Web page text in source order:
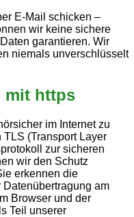
E-Mail schicken –
wir keine sichere
garantieren. Wir
niemals unverschlüsselt
mit https
im Internet zu
(Transport Layer
zur sicheren
wir den Schutz
erkennen die
am
Browser und der
Teil unserer